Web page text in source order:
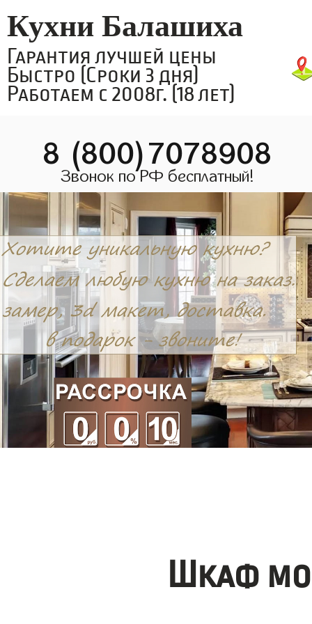
Кухни Балашиха
Гарантия лучшей цены
Быстро (Сроки 3 дня)
Работаем с 2008г. (18 лет)
8 (800)7078908
Звонок по РФ бесплатный!
Шкаф